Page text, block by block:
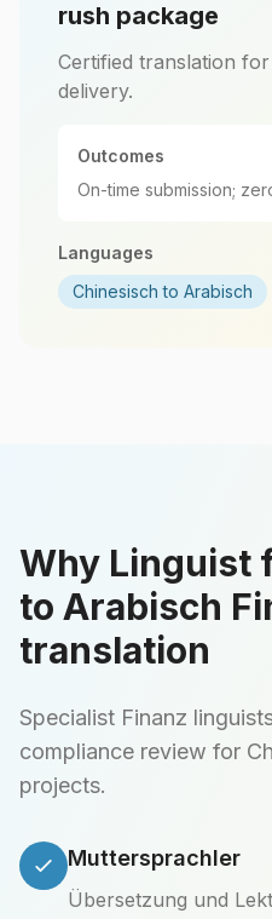
rush package
Certified translation
delivery.
Outcomes
On-time submission;
Languages
Chinesisch to Arabisch
Why Linguist
to Arabisch
translation
Specialist Finanz
compliance review for
projects.
Muttersprachler
Übersetzung und